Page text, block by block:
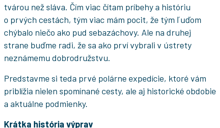
tvárou než sláva. Čím viac čítam príbehy a históriu
o prvých cestách, tým viac mám pocit, že tým ľuďom
chýbalo niečo ako pud sebazáchovy. Ale na druhej
strane buďme radi, že sa ako prví vybrali v ústrety
neznámemu dobrodružstvu.
Predstavme si teda prvé polárne expedície, ktoré vám
priblížia nielen spomínané cesty, ale aj historické obdobie
a aktuálne podmienky.
Krátka história výprav